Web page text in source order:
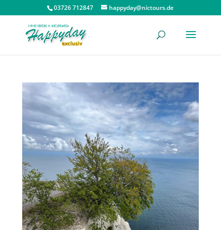
03726 712847 happyday@nictours.de